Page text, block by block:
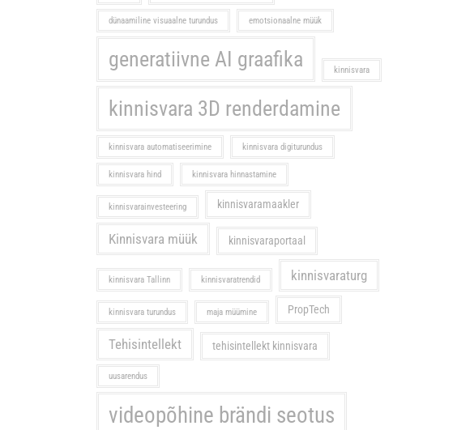
dünaamiline visuaalne turundus emotsionaalne müük
generatiivne AI graafika kinnisvara
kinnisvara 3D renderdamine
kinnisvara automatiseerimine kinnisvara digiturundus
kinnisvara hind kinnisvara hinnastamine
kinnisvarainvesteering kinnisvaramaakler
Kinnisvara müük kinnisvaraportaal
kinnisvara Tallinn kinnisvaratrendid kinnisvaraturg
kinnisvara turundus maja müümine PropTech
Tehisintellekt tehisintellekt kinnisvara
uusarendus
videopõhine brändi seotus